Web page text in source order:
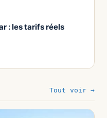
: les tarifs réels
Tout voir →